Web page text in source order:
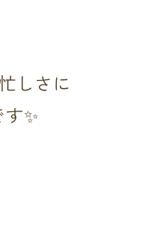
しさに
✨